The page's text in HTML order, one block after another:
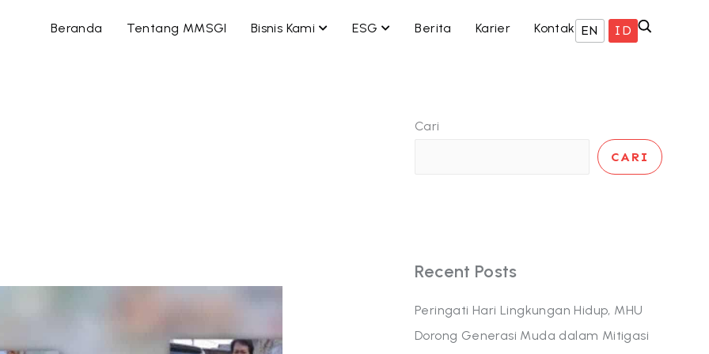
Beranda Tentang MMSGI Bisnis Kami OPEN BISNIS KAMI
ESG OPEN ESG
Berita Karier Kontak EN ID
Cari
CARI
Recent Posts
Peringati Hari Lingkungan Hidup, MHU
Dorong Generasi Muda dalam Mitigasi